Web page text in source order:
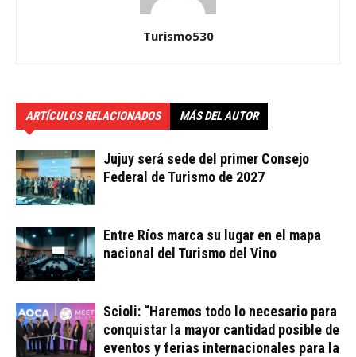
Turismo530
ARTÍCULOS RELACIONADOS MÁS DEL AUTOR
Jujuy será sede del primer Consejo
Federal de Turismo de 2027
Entre Ríos marca su lugar en el mapa
nacional del Turismo del Vino
Scioli: “Haremos todo lo necesario para
conquistar la mayor cantidad posible de
eventos y ferias internacionales para la